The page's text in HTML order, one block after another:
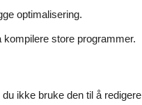
optimalisering.
store programmer.
ikke bruke den til å